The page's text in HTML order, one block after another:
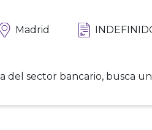
Madrid
del sector bancario, busca